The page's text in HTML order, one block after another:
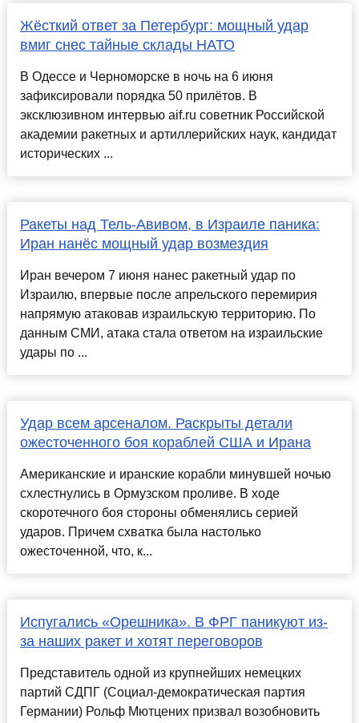
Жёсткий ответ за Петербург: мощный удар
вмиг снес тайные склады НАТО
В Одессе и Черноморске в ночь на 6 июня
зафиксировали порядка 50 прилётов. В
эксклюзивном интервью aif.ru советник Российской
академии ракетных и артиллерийских наук, кандидат
исторических ...
Ракеты над Тель-Авивом, в Израиле паника:
Иран нанёс мощный удар возмездия
Иран вечером 7 июня нанес ракетный удар по
Израилю, впервые после апрельского перемирия
напрямую атаковав израильскую территорию. По
данным СМИ, атака стала ответом на израильские
удары по ...
Удар всем арсеналом. Раскрыты детали
ожесточенного боя кораблей США и Ирана
Американские и иранские корабли минувшей ночью
схлестнулись в Ормузском проливе. В ходе
скоротечного боя стороны обменялись серией
ударов. Причем схватка была настолько
ожесточенной, что, к...
Испугались «Орешника». В ФРГ паникуют из-
за наших ракет и хотят переговоров
Представитель одной из крупнейших немецких
партий СДПГ (Социал-демократическая партия
Германии) Рольф Мютцених призвал возобновить